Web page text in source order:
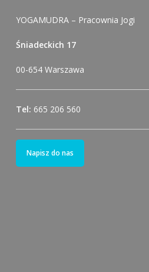
YOGAMUDRA – Pracownia Jogi
Śniadeckich 17
00-654 Warszawa
Tel: 665 206 560
Napisz do nas